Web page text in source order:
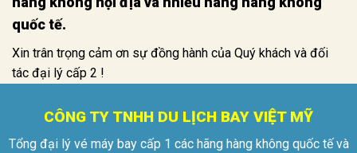
quốc tế.
Xin trân trọng cảm ơn sự đồng hành của Quý khách và đối
tác đại lý cấp 2 !
CÔNG TY TNHH DU LỊCH BAY VIỆT MỸ
Tổng đại lý vé máy bay cấp 1 các hãng hàng không quốc tế và